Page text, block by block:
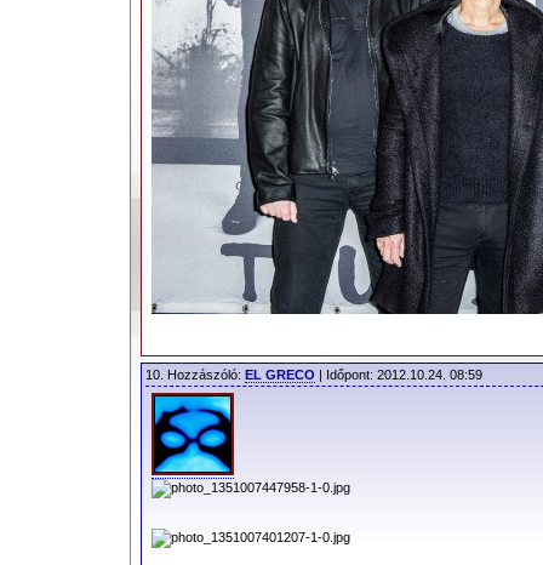
10. Hozzászóló: EL GRECO | Időpont: 2012.10.24. 08:59